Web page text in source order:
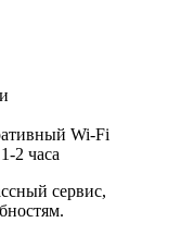
Wi-Fi
2 часа
сервис,